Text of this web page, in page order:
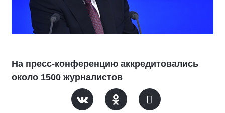
На пресс-конференцию аккредитовались
около 1500 журналистов